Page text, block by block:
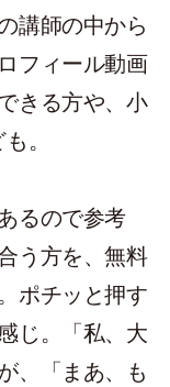
講師の中から
フィール動画
きる方や、小
。
るので参考
う方を、無料
ポチッと押す
じ。「私、大
、「まあ、も